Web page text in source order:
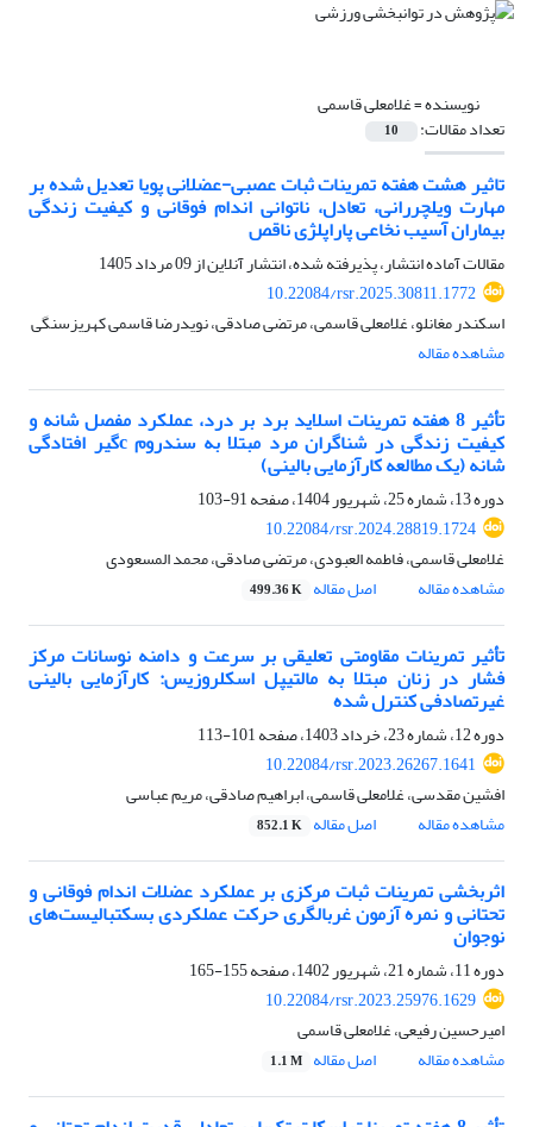
نویسنده =غلامعلی قاسمی
تعداد مقالات: 10
تاثیر هشت هفته تمرینات ثبات عصبی-عضلانی پویا تعدیل شده بر
مهارت ویلچررانی، تعادل، ناتوانی اندام فوقانی و کیفیت زندگی
بیماران آسیب نخاعی پاراپلژی ناقص
مقالات آماده انتشار، پذیرفته شده، انتشار آنلاین از09 مرداد 1405
10.22084/rsr.2025.30811.1772
اسکندر مغانلو، غلامعلی قاسمی، مرتضی صادقی، نویدرضا قاسمی کهریزسنگی
مشاهده مقاله
تأثیر 8 هفته تمرینات اسلاید برد بر درد، عملکرد مفصل شانه و
کیفیت زندگی در شناگران مرد مبتلا به سندروم cگیر افتادگی
شانه (یک مطالعه کارآزمایی بالینی)
دوره 13، شماره 25، شهریور 1404، صفحه
91-103
10.22084/rsr.2024.28819.1724
غلامعلی قاسمی، فاطمه العبودی، مرتضی صادقی، محمد المسعودی
مشاهده مقاله
اصل مقاله 499.36 K
تأثیر تمرینات مقاومتی تعلیقی بر سرعت و دامنه نوسانات مرکز
فشار در زنان مبتلا به مالتیپل اسکلروزیس: کارآزمایی بالینی
غیرتصادفی کنترل شده
دوره 12، شماره 23، خرداد 1403، صفحه
101-113
10.22084/rsr.2023.26267.1641
افشین مقدسی، غلامعلی قاسمی، ابراهیم صادقی، مریم عباسی
مشاهده مقاله
اصل مقاله 852.1 K
اثربخشی تمرینات ثبات مرکزی بر عملکرد عضلات اندام فوقانی و
تحتانی و نمره آزمون غربالگری حرکت عملکردی بسکتبالیست‌های
نوجوان
دوره 11، شماره 21، شهریور 1402، صفحه
155-165
10.22084/rsr.2023.25976.1629
امیرحسین رفیعی، غلامعلی قاسمی
مشاهده مقاله
اصل مقاله 1.1 M